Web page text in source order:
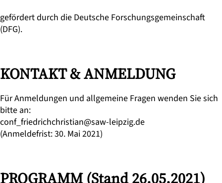
gefördert durch die Deutsche Forschungsgemeinschaft
(DFG).
KONTAKT & ANMELDUNG
Für Anmeldungen und allgemeine Fragen wenden Sie sich
bitte an:
conf_friedrichchristian@saw-leipzig.de
(Anmeldefrist: 30. Mai 2021)
PROGRAMM (Stand 26.05.2021)